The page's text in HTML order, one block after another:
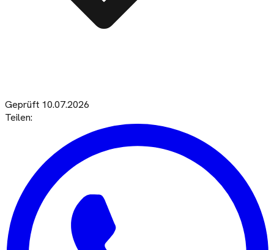
Geprüft 10.07.2026
Teilen: